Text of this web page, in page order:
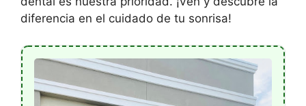
diferencia en el cuidado de tu sonrisa!